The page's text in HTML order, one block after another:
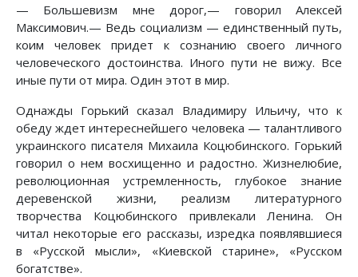
— Большевизм мне дорог,— говорил Алексей
Максимович.— Ведь социализм — единственный путь,
коим человек придет к сознанию своего личного
человеческого достоинства. Иного пути не вижу. Все
иные пути от мира. Один этот в мир.
Однажды Горький сказал Владимиру Ильичу, что к
обеду ждет интереснейшего человека — талантливого
украинского писателя Михаила Коцюбинского. Горький
говорил о нем восхищенно и радостно. Жизнелюбие,
революционная устремленность, глубокое знание
деревенской жизни, реализм литературного
творчества Коцюбинского привлекали Ленина. Он
читал некоторые его рассказы, изредка появлявшиеся
в «Русской мысли», «Киевской старине», «Русском
богатстве».